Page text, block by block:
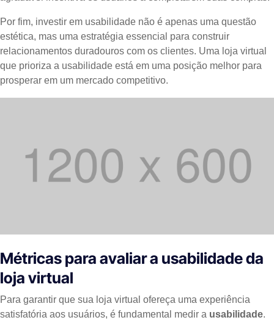
Por fim, investir em usabilidade não é apenas uma questão
estética, mas uma estratégia essencial para construir
relacionamentos duradouros com os clientes. Uma loja virtual
que prioriza a usabilidade está em uma posição melhor para
prosperar em um mercado competitivo.
Métricas para avaliar a usabilidade da
loja virtual
Para garantir que sua loja virtual ofereça uma experiência
satisfatória aos usuários, é fundamental medir a usabilidade.